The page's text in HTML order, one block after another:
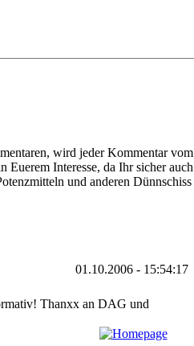
wird jeder Kommentar vom
Interesse, da Ihr sicher auch
und anderen Dünnschiss
01.10.2006 - 15:54:17
Thanxx an DAG und